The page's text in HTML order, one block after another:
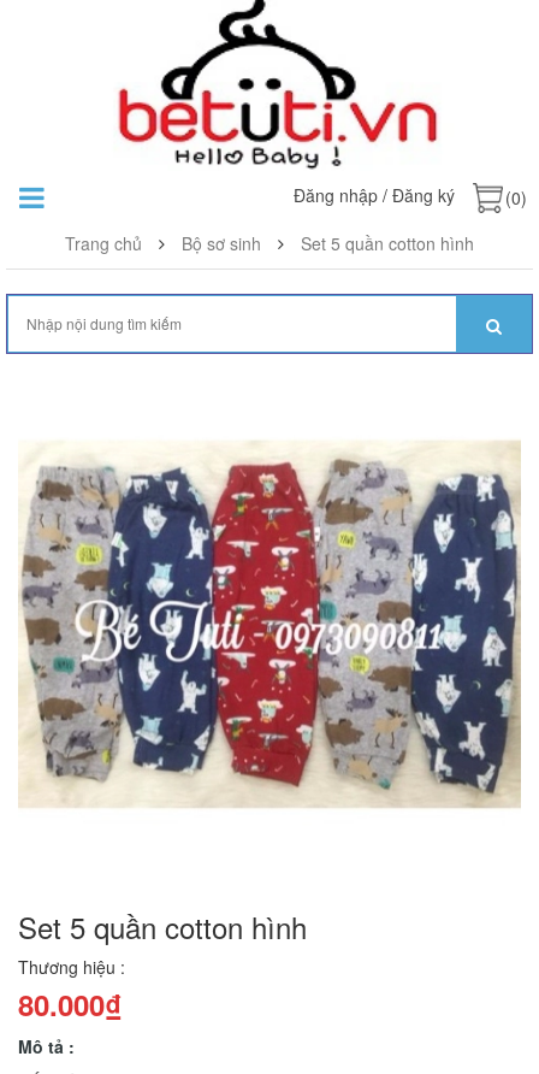
Đăng nhập / Đăng ký
(0)
Trang chủ
Bộ sơ sinh Set 5 quần cotton hình
Set 5 quần cotton hình
Thương hiệu :
80.000₫
Mô tả :